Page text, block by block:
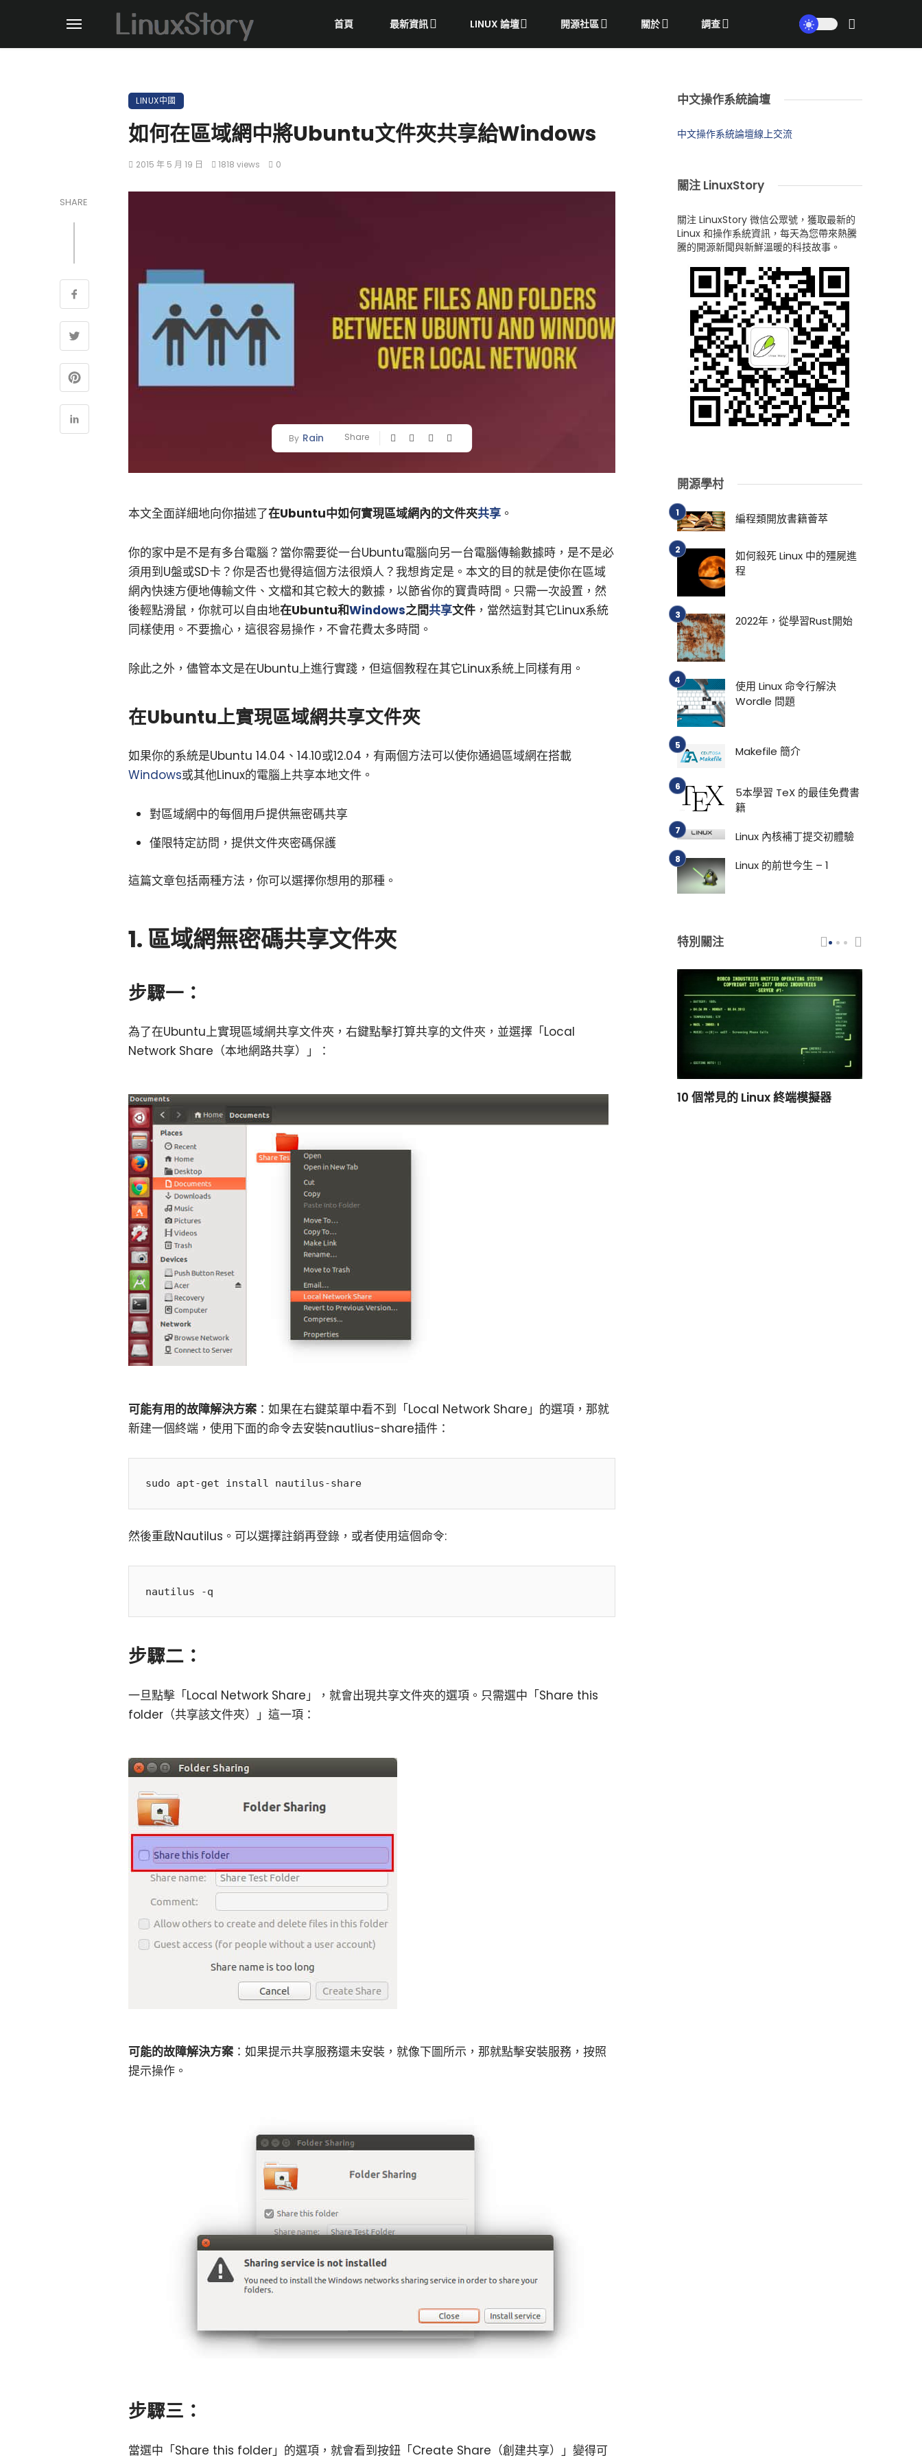
首頁 最新資訊 LINUX 論壇 開源社區 關於 調查
LINUX中國
如何在區域網中將Ubuntu文件夾共享給Windows
2015 年 5 月 19 日 1818 views 0
SHARE
By Rain Share
本文全面詳細地向你描述了在Ubuntu中如何實現區域網內的文件夾共享 。
你的家中是不是有多台電腦？當你需要從一台Ubuntu電腦向另一台電腦傳輸數據時，是不是必
須用到U盤或SD卡？你是否也覺得這個方法很煩人？我想肯定是。本文的目的就是使你在區域
網內快速方便地傳輸文件、文檔和其它較大的數據，以節省你的寶貴時間。只需一次設置，然
後輕點滑鼠，你就可以自由地在Ubuntu和Windows之間共享文件 ，當然這對其它Linux系統
同樣使用。不要擔心，這很容易操作，不會花費太多時間。
除此之外，儘管本文是在Ubuntu上進行實踐，但這個教程在其它Linux系統上同樣有用。
在Ubuntu上實現區域網共享文件夾
如果你的系統是Ubuntu 14.04、14.10或12.04，有兩個方法可以使你通過區域網在搭載
Windows或其他Linux的電腦上共享本地文件。
對區域網中的每個用戶提供無密碼共享
僅限特定訪問，提供文件夾密碼保護
這篇文章包括兩種方法，你可以選擇你想用的那種。
1. 區域網無密碼共享文件夾
步驟一：
為了在Ubuntu上實現區域網共享文件夾，右鍵點擊打算共享的文件夾，並選擇「Local
Network Share（本地網路共享）」：
可能有用的故障解決方案 ：如果在右鍵菜單中看不到「Local Network Share」的選項，那就
新建一個終端，使用下面的命令去安裝nautlius-share插件：
然後重啟Nautilus。可以選擇註銷再登錄，或者使用這個命令:
步驟二：
一旦點擊「Local Network Share」，就會出現共享文件夾的選項。只需選中「Share this
folder（共享該文件夾）」這一項：
可能的故障解決方案 ：如果提示共享服務還未安裝，就像下圖所示，那就點擊安裝服務，按照
提示操作。
步驟三：
當選中「Share this folder」的選項，就會看到按鈕「Create Share（創建共享）」變得可
中文操作系統論壇
中文操作系統論壇線上交流
關注 LinuxStory
關注 LinuxStory 微信公眾號，獲取最新的
Linux 和操作系統資訊，每天為您帶來熱騰
騰的開源新聞與新鮮溫暖的科技故事。
開源學村
編程類開放書籍薈萃
如何殺死 Linux 中的殭屍進
程
2022年，從學習Rust開始
使用 Linux 命令行解決
Wordle 問題
Makefile 簡介
5本學習 TeX 的最佳免費書
籍
Linux 內核補丁提交初體驗
Linux 的前世今生 – 1
特別關注
小白觀察：Let&apos;s Encrpt 正更開放的分散式事務 | Fescar 品牌
10 個常見的 Linux 終端模擬器